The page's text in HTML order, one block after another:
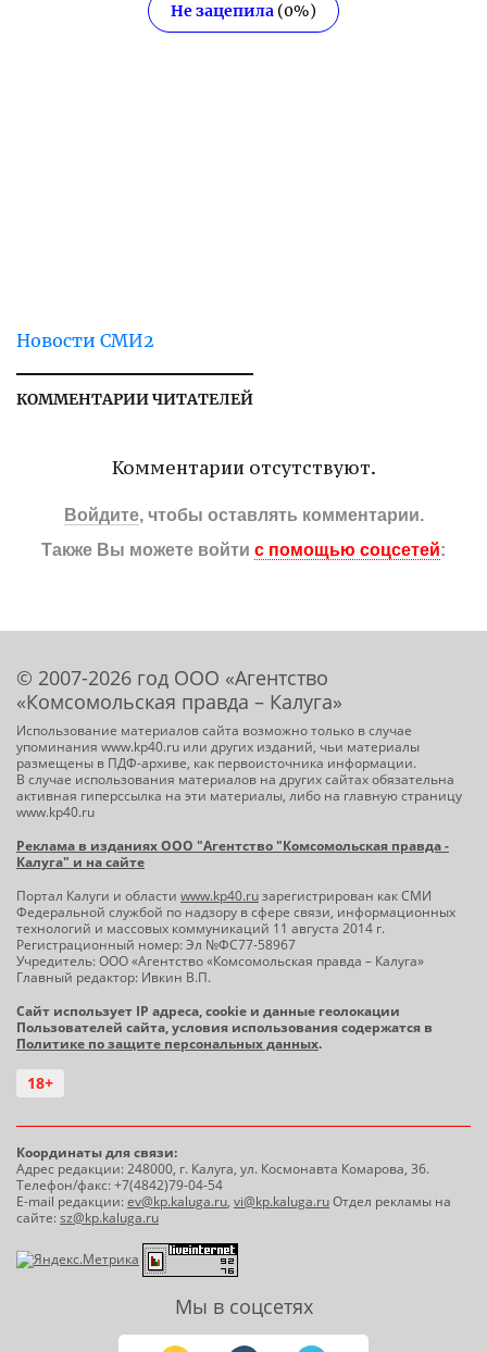
Не зацепила (0%)
Новости СМИ2
КОММЕНТАРИИ ЧИТАТЕЛЕЙ
Комментарии отсутствуют.
Войдите, чтобы оставлять комментарии.
Также Вы можете войти с помощью соцсетей:
© 2007-2026 год ООО «Агентство
«Комсомольская правда – Калуга»
Использование материалов сайта возможно только в случае
упоминания www.kp40.ru или других изданий, чьи материалы
размещены в ПДФ-архиве, как первоисточника информации.
В случае использования материалов на других сайтах обязательна
активная гиперссылка на эти материалы, либо на главную страницу
www.kp40.ru
Реклама в изданиях ООО "Агентство "Комсомольская правда -
Калуга" и на сайте
Портал Калуги и области www.kp40.ruзарегистрирован как СМИ
Федеральной службой по надзору в сфере связи, информационных
технологий и массовых коммуникаций 11 августа 2014 г.
Регистрационный номер: Эл №ФС77-58967
Учредитель: ООО «Агентство «Комсомольская правда – Калуга»
Главный редактор: Ивкин В.П.
Сайт использует IP адреса, cookie и данные геолокации
Пользователей сайта, условия использования содержатся в
Политике по защите персональных данных.
18+
Координаты для связи:
Адрес редакции: 248000, г. Калуга, ул. Космонавта Комарова, 36.
Телефон/факс: +7(4842)79-04-54
E-mail редакции:ev@kp.kaluga.ru, vi@kp.kaluga.ruОтдел рекламы на
сайте:sz@kp.kaluga.ru
Мы в соцсетях